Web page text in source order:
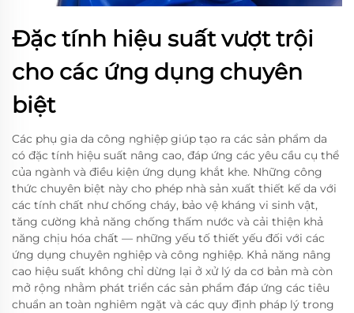
Đặc tính hiệu suất vượt trội
cho các ứng dụng chuyên
biệt
Các phụ gia da công nghiệp giúp tạo ra các sản phẩm da
có đặc tính hiệu suất nâng cao, đáp ứng các yêu cầu cụ thể
của ngành và điều kiện ứng dụng khắt khe. Những công
thức chuyên biệt này cho phép nhà sản xuất thiết kế da với
các tính chất như chống cháy, bảo vệ kháng vi sinh vật,
tăng cường khả năng chống thấm nước và cải thiện khả
năng chịu hóa chất — những yếu tố thiết yếu đối với các
ứng dụng chuyên nghiệp và công nghiệp. Khả năng nâng
cao hiệu suất không chỉ dừng lại ở xử lý da cơ bản mà còn
mở rộng nhằm phát triển các sản phẩm đáp ứng các tiêu
chuẩn an toàn nghiêm ngặt và các quy định pháp lý trong